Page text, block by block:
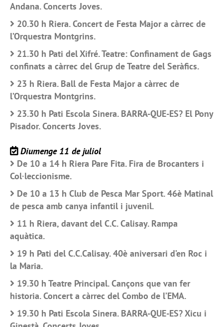
Andana. Concerts Joves.
20.30 h Riera. Concert de Festa Major a càrrec de
l’Orquestra Montgrins.
21.30 h Pati del Xifré. Teatre: Confinament de Gags
confinats a càrrec del Grup de Teatre del Seràfics.
23 h Riera. Ball de Festa Major a càrrec de
l’Orquestra Montgrins.
23.30 h Pati Escola Sinera. BARRA-QUE-ES? El Pony
Pisador. Concerts Joves.
Diumenge 11 de juliol
De 10 a 14 h Riera Pare Fita. Fira de Brocanters i
Col·leccionisme.
De 10 a 13 h Club de Pesca Mar Sport. 46è Matinal
de pesca amb canya infantil i juvenil.
11 h Riera, davant del C.C. Calisay. Rampa
aquàtica.
19 h Pati del C.C.Calisay. 40è aniversari d’en Roc i
la Maria.
19.30 h Teatre Principal. Cançons que van fer
historia. Concert a càrrec del Combo de l’EMA.
19.30 h Pati Escola Sinera. BARRA-QUE-ES? Xicu i